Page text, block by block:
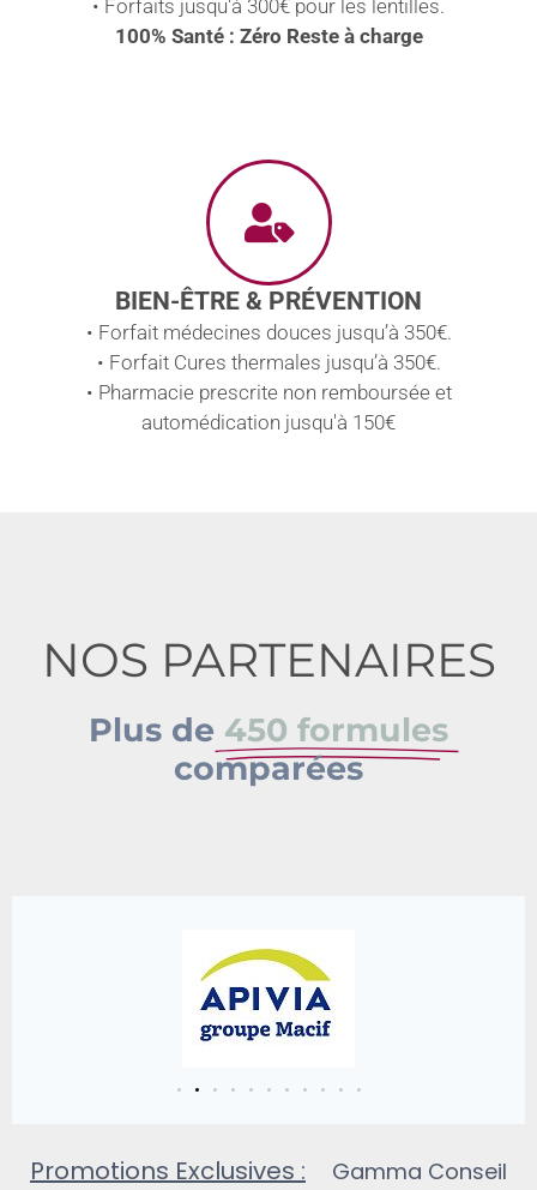
• Forfaits jusqu'à 300€ pour les lentilles.
100% Santé : Zéro Reste à charge
BIEN-ÊTRE & PRÉVENTION
• Forfait médecines douces jusqu’à 350€.
• Forfait Cures thermales jusqu’à 350€.
• Pharmacie prescrite non remboursée et
automédication jusqu'à 150€
NOS PARTENAIRES
Plus de 450 formules
comparées
Promotions Exclusives : mois Gra Gamma